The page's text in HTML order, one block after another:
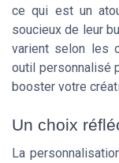
ce qui est un
soucieux de leur
varient selon les
outil personnalisé
booster votre
Un choix
La